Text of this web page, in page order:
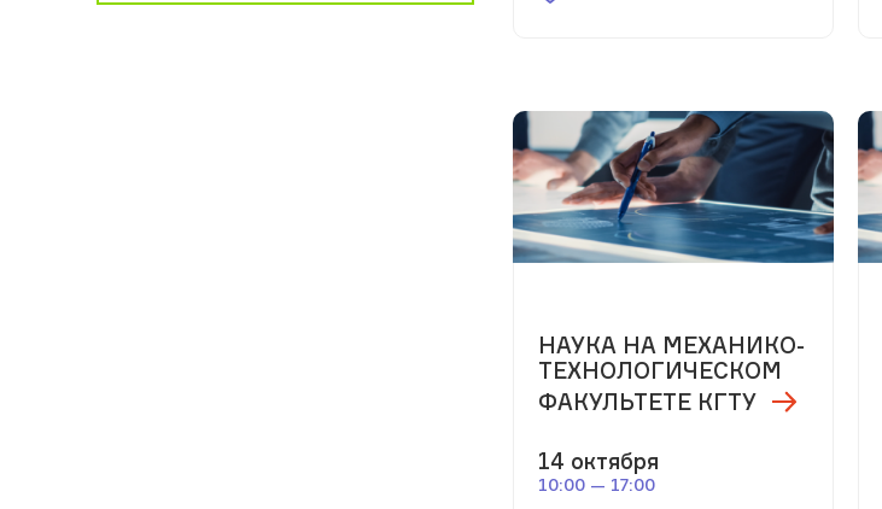
НАУКА НА МЕХАНИКО-
ТЕХНОЛОГИЧЕСКОМ
ФАКУЛЬТЕТЕ КГТУ
14 октября
10:00 — 17:00